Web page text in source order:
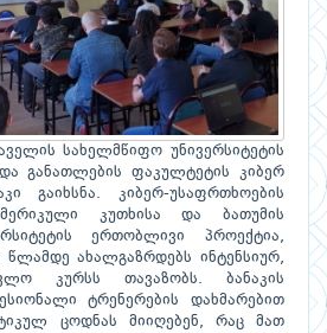
სახელმწიფო უნივერსიტეტის
განათლების ფაკულტეტის კიბერ
გაიხსნა. კიბერ-უსაფრთხოების
კუთხისა და ბათუმის
ერთობლივი პროექტია,
ახალგაზრდებს ინტენსიურ,
კურსს თავაზობს. ბანაკის
ტრენერების დახმარებით
ცოდნას მიიღებენ, რაც მათ